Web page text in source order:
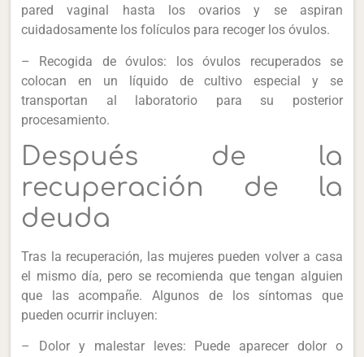
pared vaginal hasta los ovarios y se aspiran
cuidadosamente los folículos para recoger los óvulos.
– Recogida de óvulos: los óvulos recuperados se
colocan en un líquido de cultivo especial y se
transportan al laboratorio para su posterior
procesamiento.
Después de la
recuperación de la
deuda
Tras la recuperación, las mujeres pueden volver a casa
el mismo día, pero se recomienda que tengan alguien
que las acompañe. Algunos de los síntomas que
pueden ocurrir incluyen:
– Dolor y malestar leves: Puede aparecer dolor o